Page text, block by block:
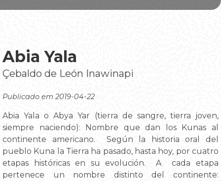
Abia Yala
Çebaldo de León Inawinapi
Publicado em 2019-04-22
Abia Yala o Abya Yar (tierra de sangre, tierra joven,
siempre naciendo): Nombre que dan los Kunas al
continente americano. Según la historia oral del
pueblo Kuna la Tierra ha pasado, hasta hoy, por cuatro
etapas históricas en su evolución. A cada etapa
pertenece un nombre distinto del continente: